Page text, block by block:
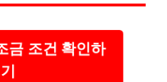
금 조건 확인하
기